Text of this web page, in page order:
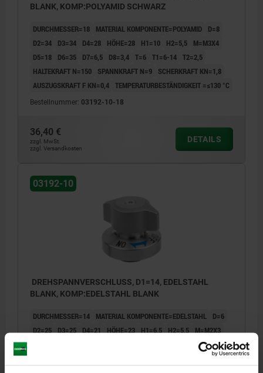
BLANK, KOMP:POLYAMID SCHWARZ
DURCHMESSER=18 MATERIAL KOMPONENTE=POLYAMID
D=8
D2=34
D3=34 D4=28 HÖHE=28 H1=10 H2=5,5
M=M3X4
D5=18
D6=35 D7=6,5 D8=3,4 T=6 T1=6-14 T2=2,5
HALTEKRAFT N=150
SPANNKRAFT N=9
SCHERKRAFT KN=1,8
AUSZUGSKRAFT F KN=0,4 TEMPERATURBESTÄNDIGKEIT =≤130 °C
Bestellnummer: 03192-10-18
36,40 €
zzgl. MwSt.
zzgl. Versandkosten
DETAILS
03192-10
DREHSPANNVERSCHLUSS, D1=14, EDELSTAHL
BLANK, KOMP:EDELSTAHL BLANK
DURCHMESSER=14 MATERIAL KOMPONENTE=EDELSTAHL
D=6
D2=25 D3=25 D4=21 HÖHE=23 H1=6,5 H2=5,5 M=M2X3
T2=2,5
SCHERKRAFT KN=1,1